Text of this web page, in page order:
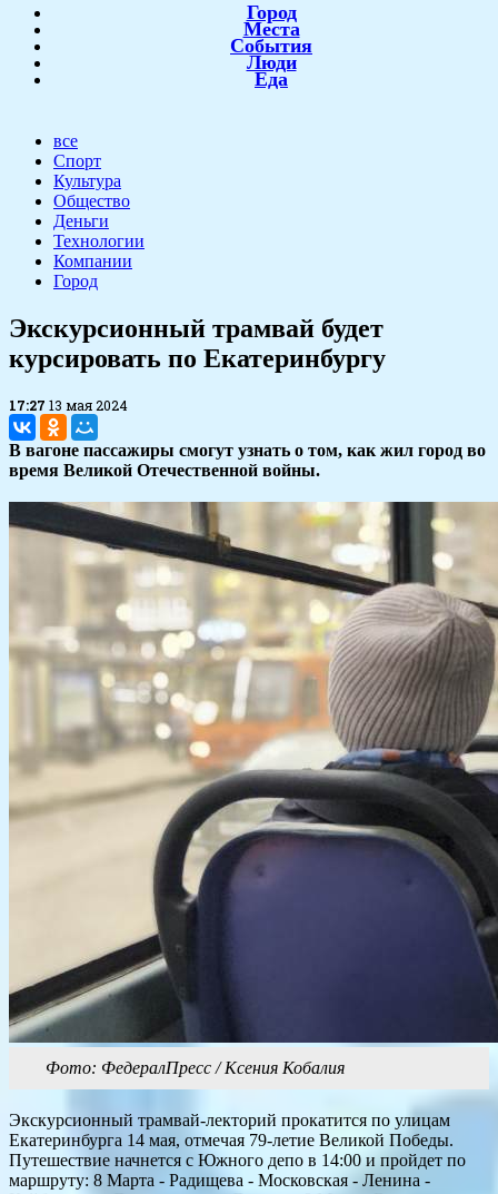
Город
Места
События
Люди
Еда
все
Спорт
Культура
Общество
Деньги
Технологии
Компании
Город
Экскурсионный трамвай будет
курсировать по Екатеринбургу
17:27 13 мая 2024
В вагоне пассажиры смогут узнать о том, как жил город во
время Великой Отечественной войны.
Фото: ФедералПресс / Ксения Кобалия
Экскурсионный трамвай-лекторий прокатится по улицам
Екатеринбурга 14 мая, отмечая 79-летие Великой Победы.
Путешествие начнется с Южного депо в 14:00 и пройдет по
маршруту: 8 Марта - Радищева - Московская - Ленина -